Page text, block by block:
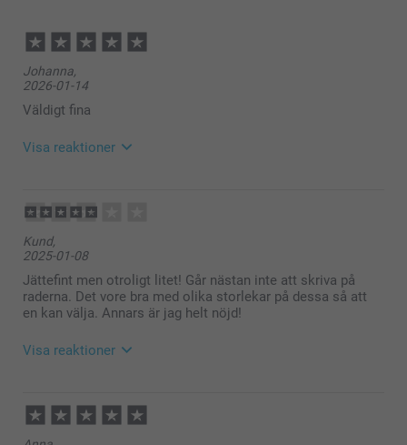
Johanna,
2026-01-14
Väldigt fina
Visa reaktioner
11:31
din beställning.
🩵-liga hälsningar
Kirsi @smartphoto
Kund,
2025-01-08
Jättefint men otroligt litet! Går nästan inte att skriva på
raderna. Det vore bra med olika storlekar på dessa så att
en kan välja. Annars är jag helt nöjd!
Visa reaktioner
10:43
Hej